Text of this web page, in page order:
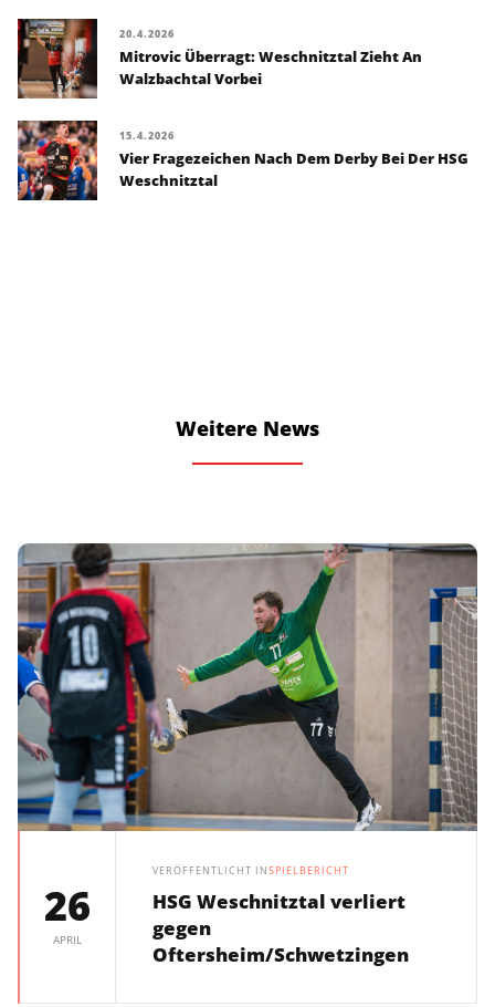
20.4.2026
Mitrovic Überragt: Weschnitztal Zieht An
Walzbachtal Vorbei
15.4.2026
Vier Fragezeichen Nach Dem Derby Bei Der HSG
Weschnitztal
Weitere News
26
APRIL
VERÖFFENTLICHT INSPIELBERICHT
HSG Weschnitztal verliert
gegen
Oftersheim/Schwetzingen